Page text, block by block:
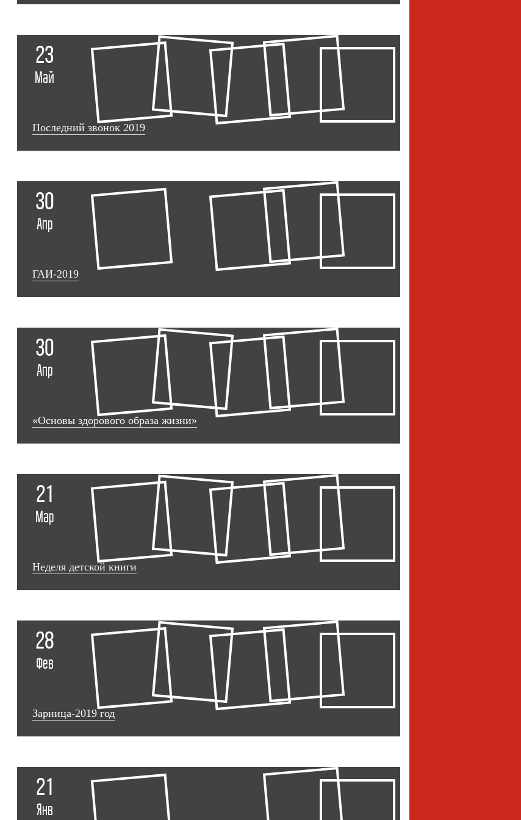
23
Май
Последний звонок 2019
30
Апр
ГАИ-2019
30
Апр
«Основы здорового образа жизни»
21
Мар
Неделя детской книги
28
Фев
Зарница-2019 год
21
Янв
ВЫРОСЛО НА 13%
МОУО го Краснотурьинск
6,5 ТЫСЯЧ ЗАЯВЛЕНИЙ: КАК
ПРОХОДИТ НАБОР В СВЕРДЛОВСКИЙ
ОБЛАСТНОЙ МЕДИЦИНСКИЙ
КОЛЛЕДЖ
ГОРОДА
05.08.2026
МОУО го Краснотурьинск
ЧИТАТЕЛИ БИБЛИОТЕК ПРИНЯЛИ
УЧАСТИЕ В АКЦИИ «ЕДИНЫЙ
ЭТНОДЕНЬ»